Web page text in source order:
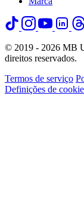
© 2019 - 2026 MB
direitos reservados.
Termos de serviço
Definições de